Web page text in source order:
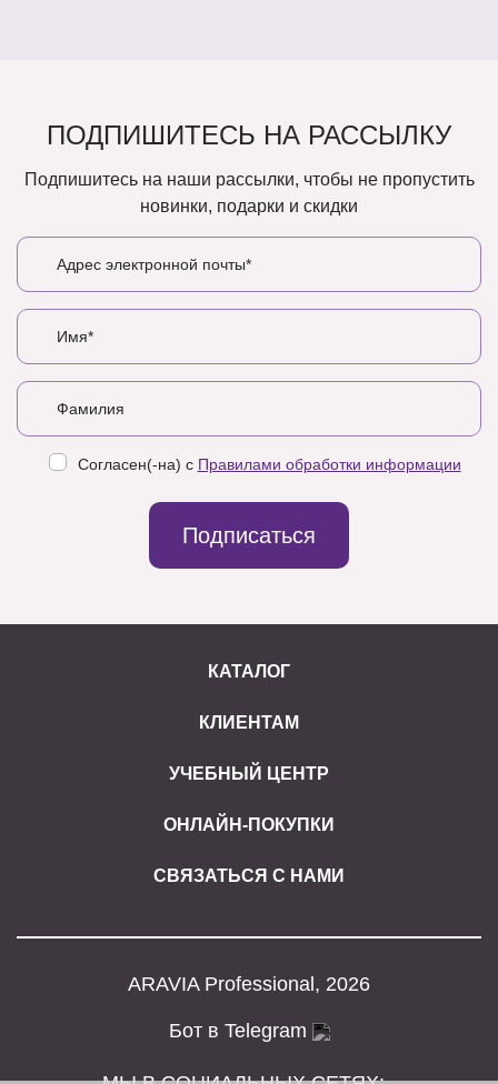
ПОДПИШИТЕСЬ НА РАССЫЛКУ
Подпишитесь на наши рассылки, чтобы не пропустить
новинки, подарки и скидки
Согласен(-на) с Правилами обработки информации
Подписаться
КАТАЛОГ
КЛИЕНТАМ
УЧЕБНЫЙ ЦЕНТР
ОНЛАЙН-ПОКУПКИ
СВЯЗАТЬСЯ С НАМИ
ARAVIA Professional, 2026
Бот в Telegram